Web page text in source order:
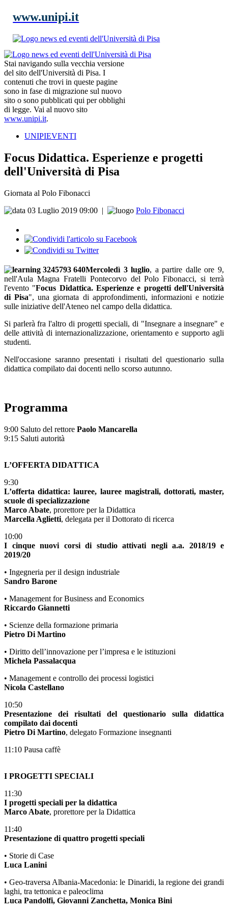
www.unipi.it
Stai navigando sulla vecchia versione
del sito dell'Università di Pisa. I
contenuti che trovi in queste pagine
sono in fase di migrazione sul nuovo
sito o sono pubblicati qui per obblighi
di legge. Vai al nuovo sito
www.unipi.it.
UNIPIEVENTI
Focus Didattica. Esperienze e progetti
dell'Università di Pisa
Giornata al Polo Fibonacci
03 Luglio 2019 09:00 | Polo Fibonacci
Mercoledì 3 luglio, a partire dalle ore 9,
nell'Aula Magna Fratelli Pontecorvo del Polo Fibonacci, si terrà
l'evento "Focus Didattica. Esperienze e progetti dell'Università
di Pisa", una giornata di approfondimenti, informazioni e notizie
sulle iniziative dell'Ateneo nel campo della didattica.
Si parlerà fra l'altro di progetti speciali, di "Insegnare a insegnare" e
delle attività di internazionalizzazione, orientamento e supporto agli
studenti.
Nell'occasione saranno presentati i risultati del questionario sulla
didattica compilato dai docenti nello scorso autunno.
Programma
9:00 Saluto del rettore Paolo Mancarella
9:15 Saluti autorità
L’OFFERTA DIDATTICA
9:30
L’offerta didattica: lauree, lauree magistrali, dottorati, master,
scuole di specializzazione
Marco Abate, prorettore per la Didattica
Marcella Aglietti, delegata per il Dottorato di ricerca
10:00
I cinque nuovi corsi di studio attivati negli a.a. 2018/19 e
2019/20
• Ingegneria per il design industriale
Sandro Barone
• Management for Business and Economics
Riccardo Giannetti
• Scienze della formazione primaria
Pietro Di Martino
• Diritto dell’innovazione per l’impresa e le istituzioni
Michela Passalacqua
• Management e controllo dei processi logistici
Nicola Castellano
10:50
Presentazione dei risultati del questionario sulla didattica
compilato dai docenti
Pietro Di Martino, delegato Formazione insegnanti
11:10 Pausa caffè
I PROGETTI SPECIALI
11:30
I progetti speciali per la didattica
Marco Abate, prorettore per la Didattica
11:40
Presentazione di quattro progetti speciali
• Storie di Case
Luca Lanini
• Geo-traversa Albania-Macedonia: le Dinaridi, la regione dei grandi
laghi, tra tettonica e paleoclima
Luca Pandolfi, Giovanni Zanchetta, Monica Bini